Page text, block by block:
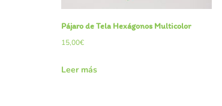
Pájaro de Tela Hexágonos Multicolor
15,00€
Leer más